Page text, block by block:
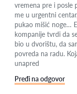
vremena pre i posle
me u urgentni
pukao mišić noge…
kompanije tvrdi da
bio u dvorištu, da
povreda na radu.
unapred
Pređi na odgovor